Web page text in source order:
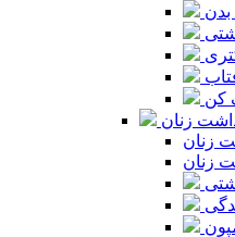
کن
زنان
زنان
زنان